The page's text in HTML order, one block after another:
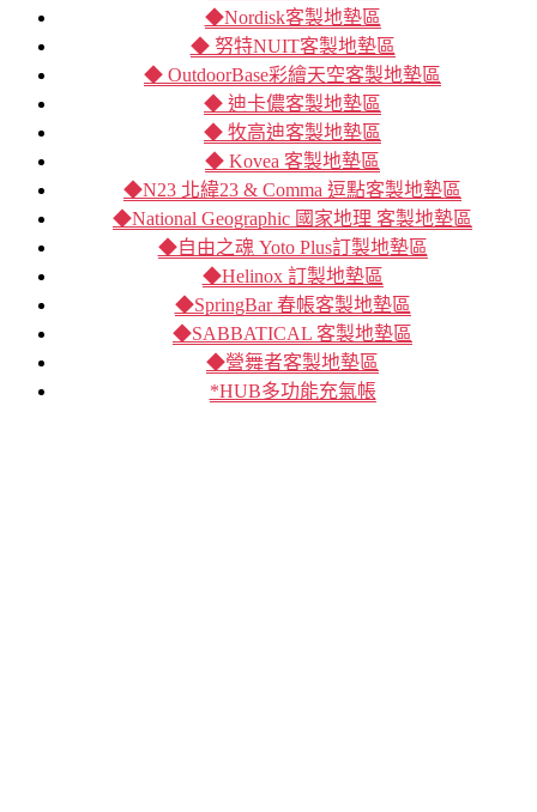
◆Nordisk客製地墊區
◆ 努特NUIT客製地墊區
◆ OutdoorBase彩繪天空客製地墊區
◆ 迪卡儂客製地墊區
◆ 牧高迪客製地墊區
◆ Kovea 客製地墊區
◆N23 北緯23 & Comma 逗點客製地墊區
◆National Geographic 國家地理 客製地墊區
◆自由之魂 Yoto Plus訂製地墊區
◆Helinox 訂製地墊區
◆SpringBar 春帳客製地墊區
◆SABBATICAL 客製地墊區
◆營舞者客製地墊區
*HUB多功能充氣帳